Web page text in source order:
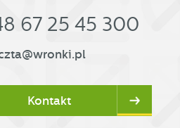
67 25 45 300
Kontakt